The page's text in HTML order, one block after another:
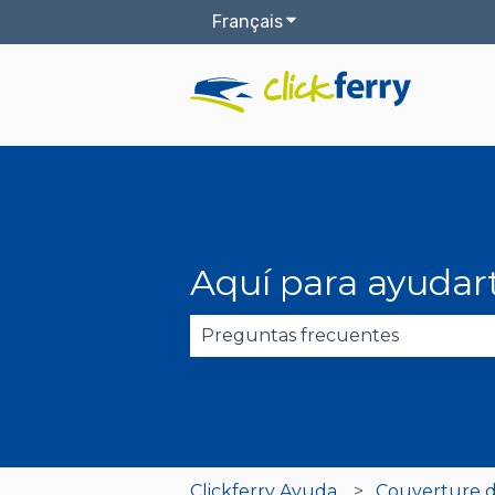
FrançaisAfficher le sous-menu
Aquí para